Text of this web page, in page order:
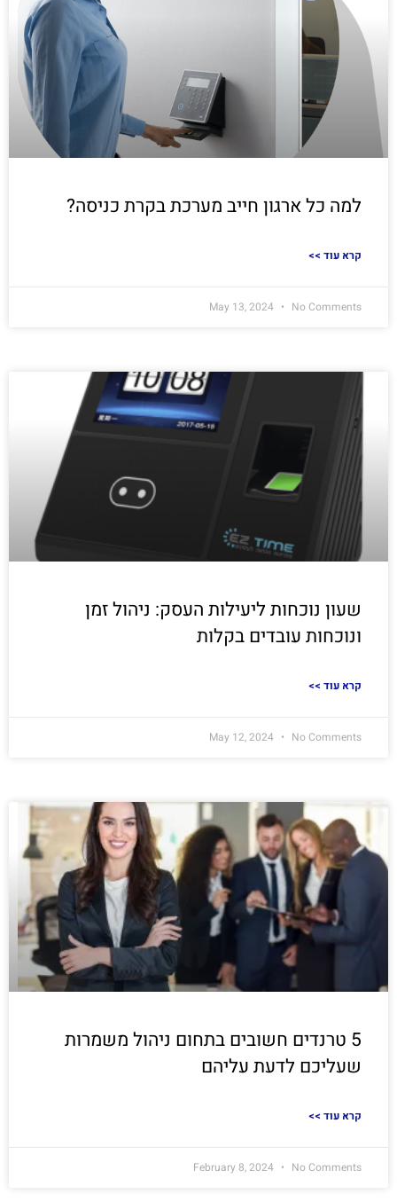
למה כל ארגון חייב מערכת בקרת כניסה?
<< קרא עוד
May 13, 2024 No Comments
שעון נוכחות ליעילות העסק: ניהול זמן
ונוכחות עובדים בקלות
<< קרא עוד
May 12, 2024 No Comments
5 טרנדים חשובים בתחום ניהול משמרות
שעליכם לדעת עליהם
<< קרא עוד
February 8, 2024 No Comments